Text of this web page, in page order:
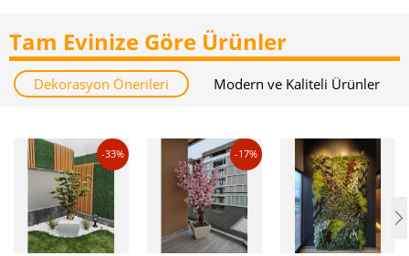
Tam Evinize Göre Ürünler
Dekorasyon Önerileri Modern ve Kaliteli Ürünler
-33% -17%